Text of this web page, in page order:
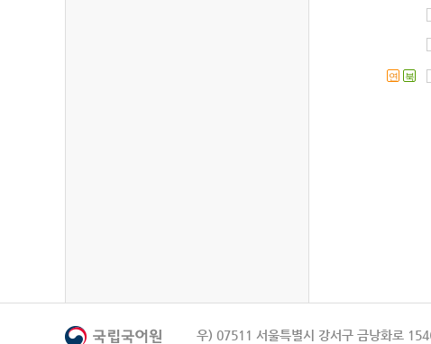
연 북
우) 07511 서울특별시 강서구 금낭화로